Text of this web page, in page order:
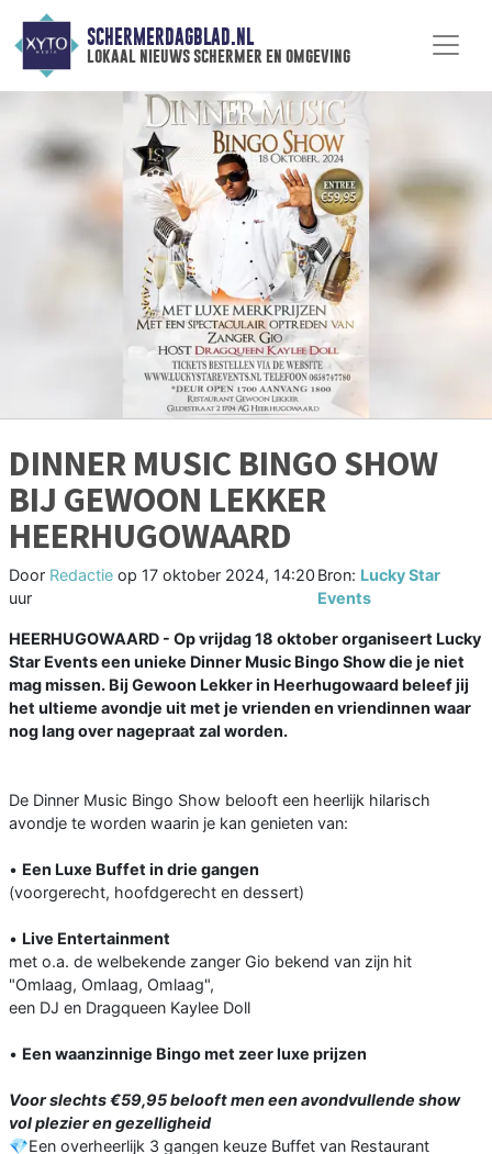
SCHERMERDAGBLAD.NL
lokaal nieuws schermer en omgeving
DINNER MUSIC BINGO SHOW
BIJ GEWOON LEKKER
HEERHUGOWAARD
Door Redactie op 17 oktober 2024, 14:20
uur
Bron: Lucky Star
Events
HEERHUGOWAARD - Op vrijdag 18 oktober organiseert Lucky
Star Events een unieke Dinner Music Bingo Show die je niet
mag missen. Bij Gewoon Lekker in Heerhugowaard beleef jij
het ultieme avondje uit met je vrienden en vriendinnen waar
nog lang over nagepraat zal worden.
De Dinner Music Bingo Show belooft een heerlijk hilarisch
avondje te worden waarin je kan genieten van:
• Een Luxe Buffet in drie gangen
(voorgerecht, hoofdgerecht en dessert)
• Live Entertainment
met o.a. de welbekende zanger Gio bekend van zijn hit
"Omlaag, Omlaag, Omlaag",
een DJ en Dragqueen Kaylee Doll
• Een waanzinnige Bingo met zeer luxe prijzen
Voor slechts €59,95 belooft men een avondvullende show
vol plezier en gezelligheid
💎Een overheerlijk 3 gangen keuze Buffet van Restaurant